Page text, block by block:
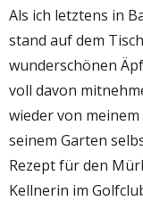
Als ich letztens in
stand auf dem
wunderschönen
voll davon
wieder von
seinem Garten
Rezept für den
Kellnerin im